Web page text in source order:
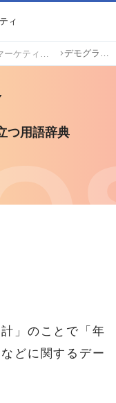
ウェブマーケティング用語 デモグラフィック
つ用語辞典
」のことで「年
どに関するデー
ィ